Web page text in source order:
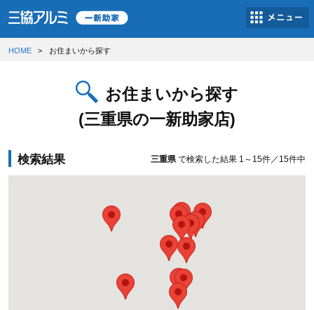
HOME お住まいから探す
お住まいから探す
(三重県の一新助家店)
検索結果 三重県で検索した結果 1～15件／15件中